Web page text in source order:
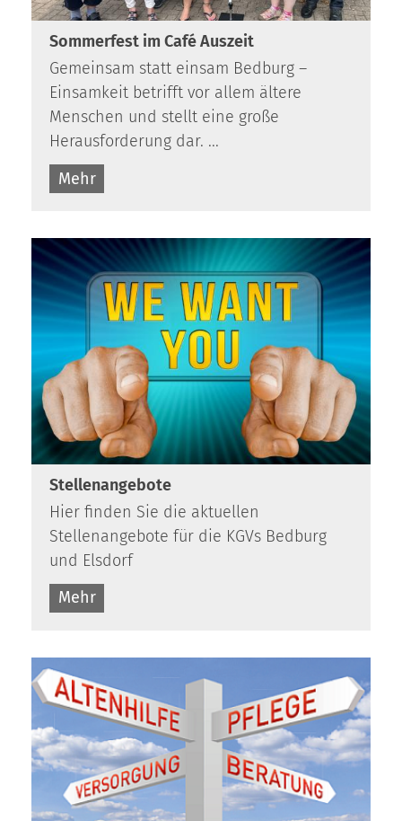
Sommerfest im Café Auszeit
Gemeinsam statt einsam Bedburg –
Einsamkeit betrifft vor allem ältere
Menschen und stellt eine große
Herausforderung dar. ...
Mehr
Stellenangebote
Hier finden Sie die aktuellen
Stellenangebote für die KGVs Bedburg
und Elsdorf
Mehr